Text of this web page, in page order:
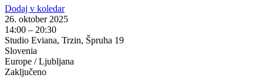
Dodaj v koledar
26. oktober 2025
14:00 – 20:30
Studio Eviana, Trzin, Špruha 19
Slovenia
Europe / Ljubljana
Zaključeno